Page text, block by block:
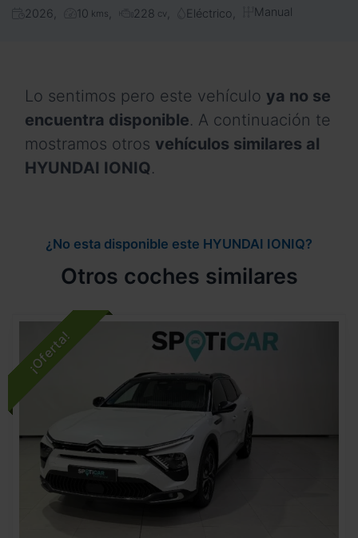
2026 10 kms 228 cv Eléctrico Manual
Lo sentimos pero este vehículo ya no se
encuentra disponible. A continuación te
mostramos otros vehículos similares al
HYUNDAI IONIQ.
¿No esta disponible este HYUNDAI IONIQ?
Otros coches similares